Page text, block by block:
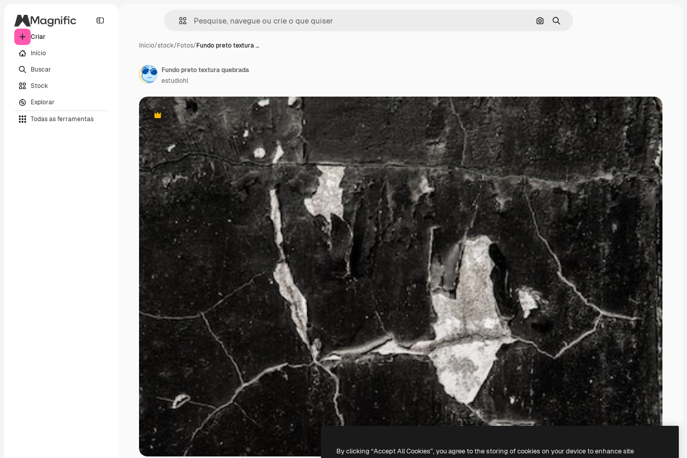
Criar
Início
Buscar
Stock
Explorar
Todas as ferramentas
Pesquisar por imagem
Buscar
Início/stock/Fotos/Fundo preto textura …
Premium
Fundo preto textura quebrada
estudiohl
By clicking “Accept All Cookies”, you agree to the storing of cookies on your device to enhance site